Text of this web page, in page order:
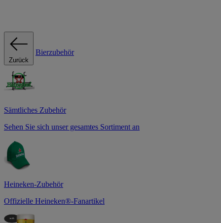
Zurück
Bierzubehör
Sämtliches Zubehör
Sehen Sie sich unser gesamtes Sortiment an
Heineken-Zubehör
Offizielle Heineken®-Fanartikel